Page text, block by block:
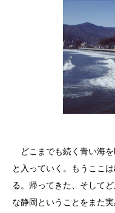
どこまでも続く青い海
と入っていく。もうここ
る。帰ってきた、そして
な静岡ということをまた